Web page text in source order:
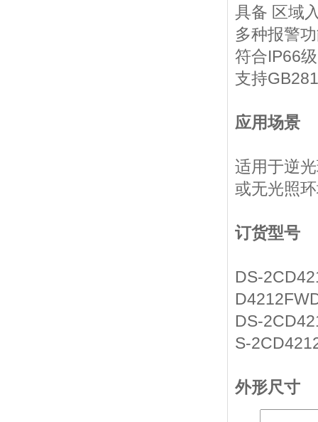
具备 区域
多种报警
符合IP66
支持
应用场景
适用于逆
或无光照
订货型号
DS-
DS-
S-
外形尺寸